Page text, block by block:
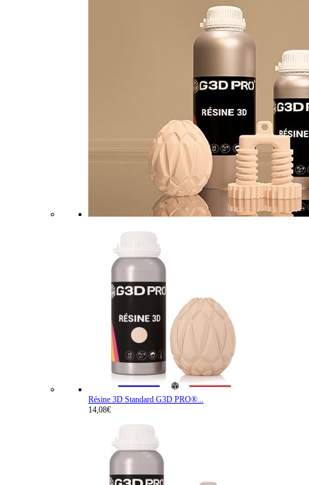
Résine 3D Standard G3D PRO®...
14,08€